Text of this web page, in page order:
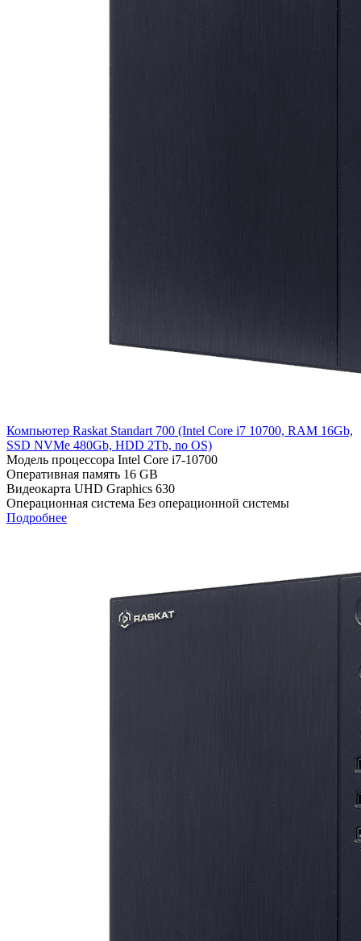
Компьютер Raskat Standart 700 (Intel Core i7 10700, RAM 16Gb,
SSD NVMe 480Gb, HDD 2Tb, no OS)
Модель процессора Intel Core i7-10700
Оперативная память 16 GB
Видеокарта UHD Graphics 630
Операционная система Без операционной системы
Подробнее